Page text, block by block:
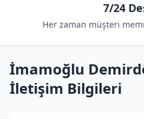
7/24
Her zaman müşteri
İmamoğlu
İletişim Bilgileri